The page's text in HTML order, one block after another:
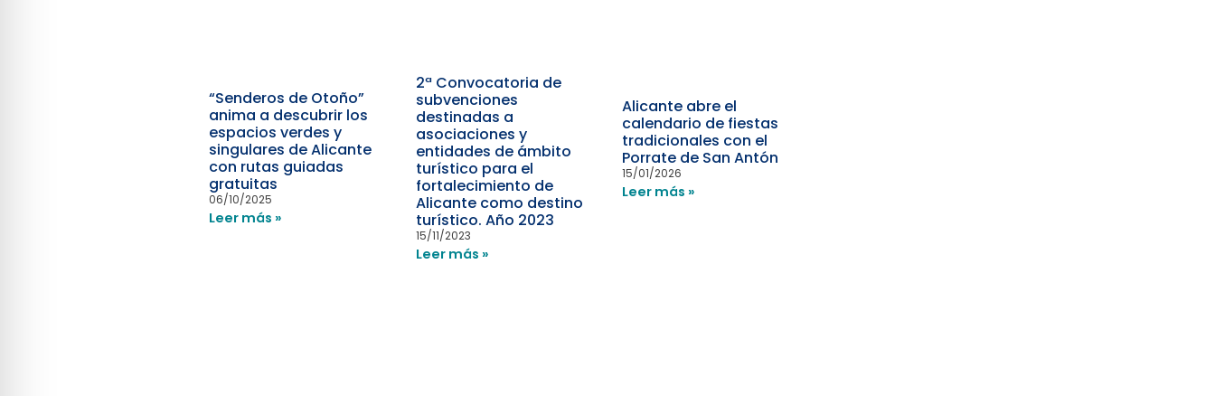
“Senderos de Otoño”
anima a descubrir los
espacios verdes y
singulares de Alicante
con rutas guiadas
gratuitas
06/10/2025
Leer más »
2ª Convocatoria de
subvenciones
destinadas a
asociaciones y
entidades de ámbito
turístico para el
fortalecimiento de
Alicante como destino
turístico. Año 2023
15/11/2023
Leer más »
Alicante abre el
calendario de fiestas
tradicionales con el
Porrate de San Antón
15/01/2026
Leer más »